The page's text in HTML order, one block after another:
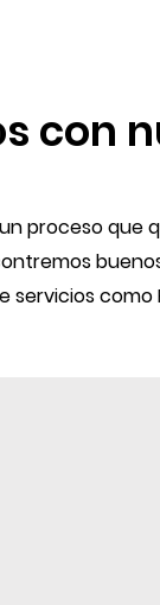
con
proceso